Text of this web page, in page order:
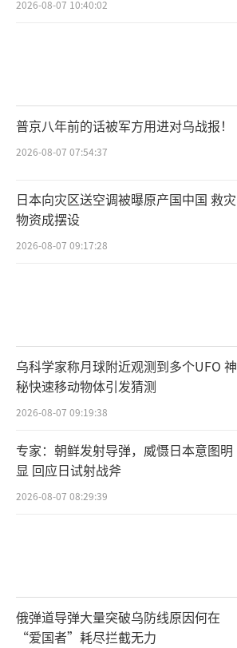
2026-08-07 10:40:02
普京八年前的话被军方用进对乌战报！
2026-08-07 07:54:37
日本向灾区送空调被曝原产国中国 救灾
物资成摆设
2026-08-07 09:17:28
乌科学家称月球附近观测到多个UFO 神
秘快速移动物体引发猜测
2026-08-07 09:19:38
专家：朝鲜发射导弹，威慑日本意图明
显 回应日试射战斧
2026-08-07 08:29:39
俄弹道导弹大量突破乌防线原因何在
“爱国者”耗尽拦截无力